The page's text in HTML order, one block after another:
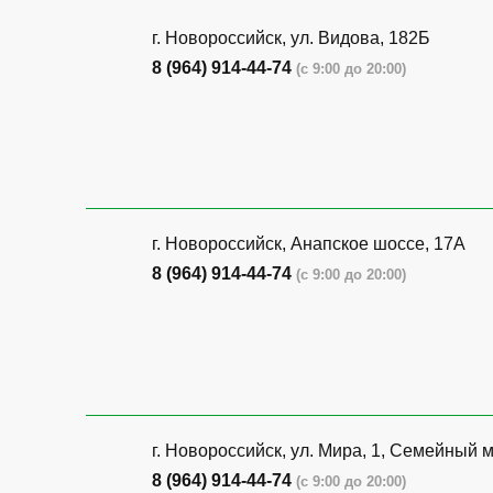
г. Новороссийск, ул. Видова, 182Б
8 (964) 914-44-74 (с 9:00 до 20:00)
г. Новороссийск, Анапское шоссе, 17А
8 (964) 914-44-74 (с 9:00 до 20:00)
г. Новороссийск, ул. Мира, 1, Семейный
8 (964) 914-44-74 (с 9:00 до 20:00)